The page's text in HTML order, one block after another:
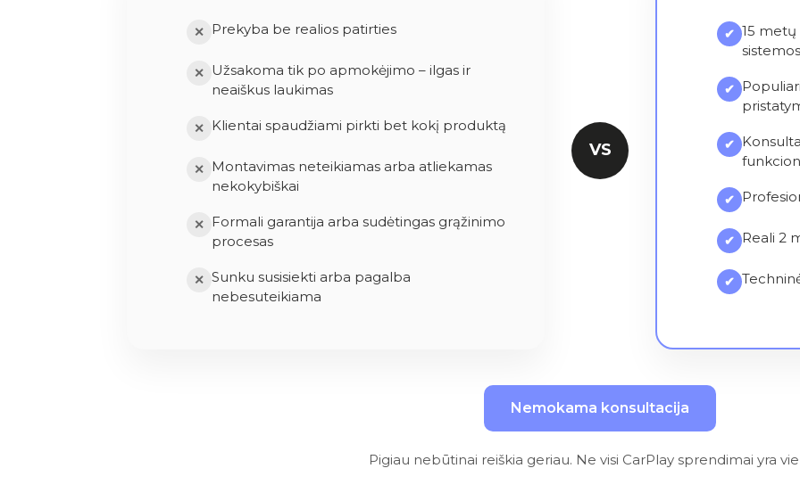
✕ Prekyba be realios patirties
✕ Užsakoma tik po apmokėjimo – ilgas ir
neaiškus laukimas
✕ Klientai spaudžiami pirkti bet kokį produktą
✕ Montavimas neteikiamas arba atliekamas
nekokybiškai
✕ Formali garantija arba sudėtingas grąžinimo
procesas
✕ Sunku susisiekti arba pagalba
nebesuteikiama
VS
✔ 15
✔
✔
✔
✔ Reali 2
✔
Nemokama konsultacija
Pigiau nebūtinai reiškia geriau. Ne visi CarPlay sprendimai yra